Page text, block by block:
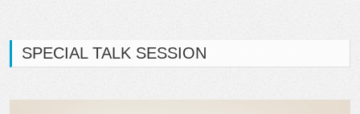
SPECIAL TALK SESSION